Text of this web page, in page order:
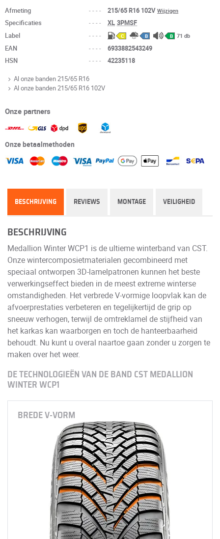
Afmeting
---- 215/65 R16 102VWijzigen
Specificaties ---- XL 3PMSF
Label
---- C B B 71 db
EAN ----
6933882543249
HSN
---- 42235118
Al onze banden 215/65 R16
Al onze banden 215/65 R16 102V
Onze partners
Onze betaalmethoden
BESCHRIJVING REVIEWS MONTAGE VEILIGHEID
BESCHRIJVING
Medallion Winter WCP1 is de ultieme winterband van CST.
Onze wintercomposietmaterialen gecombineerd met
speciaal ontworpen 3D-lamelpatronen kunnen het beste
verwerkingseffect bieden in de meest extreme winterse
omstandigheden. Het verbrede V-vormige loopvlak kan de
afvoerprestaties verbeteren en tegelijkertijd de grip op
sneeuw verhogen, terwijl de omtreklamel de stijfheid van
het karkas kan waarborgen en toch de hanteerbaarheid
behoudt. Nu kunt u overal naartoe gaan zonder u zorgen te
maken over het weer.
DE TECHNOLOGIEËN VAN DE BAND CST MEDALLION
WINTER WCP1
BREDE V-VORM